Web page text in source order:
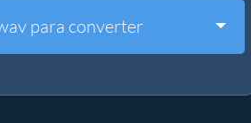
para converter